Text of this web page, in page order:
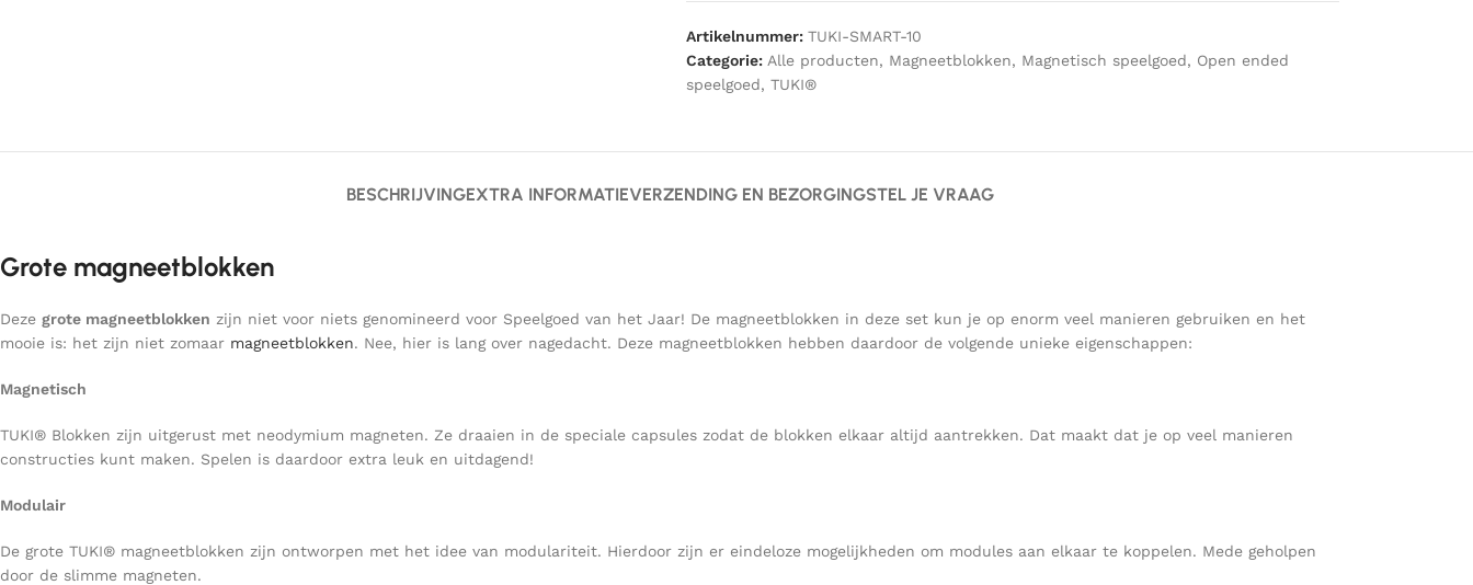
Artikelnummer: TUKI-SMART-10
Categorie: Alle producten, Magneetblokken, Magnetisch speelgoed, Open ended
speelgoed, TUKI®
BESCHRIJVINGEXTRA INFORMATIEVERZENDING EN BEZORGINGSTEL JE VRAAG
Grote magneetblokken
Deze grote magneetblokken zijn niet voor niets genomineerd voor Speelgoed van het Jaar! De magneetblokken in deze set kun je op enorm veel manieren gebruiken en het
mooie is: het zijn niet zomaar magneetblokken. Nee, hier is lang over nagedacht. Deze magneetblokken hebben daardoor de volgende unieke eigenschappen:
Magnetisch
TUKI® Blokken zijn uitgerust met neodymium magneten. Ze draaien in de speciale capsules zodat de blokken elkaar altijd aantrekken. Dat maakt dat je op veel manieren
constructies kunt maken. Spelen is daardoor extra leuk en uitdagend!
Modulair
De grote TUKI® magneetblokken zijn ontworpen met het idee van modulariteit. Hierdoor zijn er eindeloze mogelijkheden om modules aan elkaar te koppelen. Mede geholpen
door de slimme magneten.